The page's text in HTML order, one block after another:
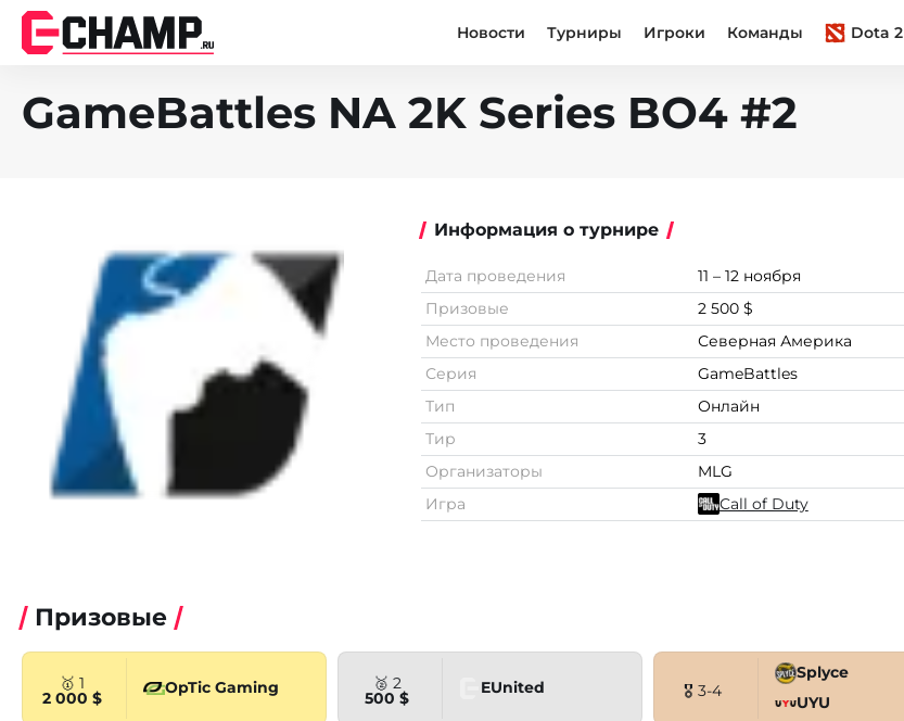
Новости Турниры Игроки Команды Dota 2
GameBattles NA 2K Series BO4 #2
Информация о турнире
Дата проведения
11 – 12 ноября
Призовые
2 500 $
Место проведения
Северная Америка
Серия
GameBattles
Тип
Онлайн
Тир
3
Организаторы
MLG
Игра
Call of Duty
Призовые
🥇 1
2 000 $
OpTic Gaming 🥈 2
500 $
EUnited 🎖 3-4
Splyce
UYU